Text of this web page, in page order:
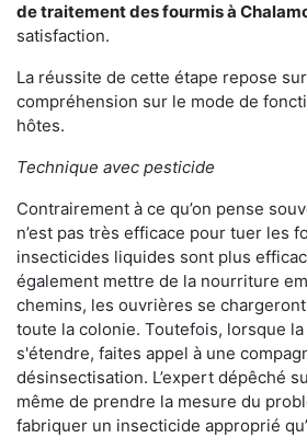
de traitement des fourmis à
satisfaction.
La réussite de cette étape repose
compréhension sur le mode de
hôtes.
Technique avec pesticide
Contrairement à ce qu’on pense
n’est pas très efficace pour tuer les
insecticides liquides sont plus
également mettre de la nourriture
chemins, les ouvrières se
toute la colonie. Toutefois, lorsque
s'étendre, faites appel à une
désinsectisation. L’expert dépêché
même de prendre la mesure du
fabriquer un insecticide approprié